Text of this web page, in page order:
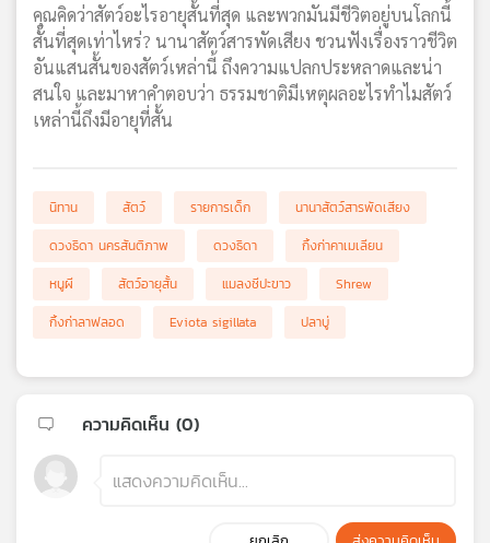
แผนที่
วิทยุ
เครือ
ข่าย
คุณคิดว่าสัตว์อะไรอายุสั้นที่สุด และพวกมันมีชีวิตอยู่บนโลกนี้
สั้นที่สุดเท่าไหร่? นานาสัตว์สารพัดเสียง ชวนฟังเรื่องราวชีวิต
อันแสนสั้นของสัตว์เหล่านี้ ถึงความแปลกประหลาดและน่า
สนใจ และมาหาคำตอบว่า ธรรมชาติมีเหตุผลอะไรทำไมสัตว์
เหล่านี้ถึงมีอายุที่สั้น
นิทาน สัตว์ รายการเด็ก
นานาสัตว์สารพัดเสียง
ดวงธิดา นครสันติภาพ
ดวงธิดา
กิ้งก่าคาเมเลียน
หนูผี
สัตว์อายุสั้น แมลงชีปะขาว
Shrew
กิ้งก่าลาฟลอด
Eviota sigillata ปลาบู่
ความคิดเห็น (0)